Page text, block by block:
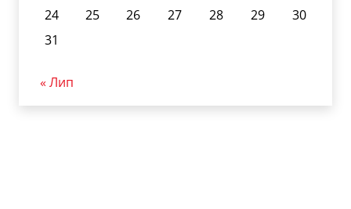
24
25 26 27 28 29
30
31
« Лип